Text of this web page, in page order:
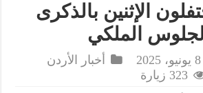
الإثنين بالذكرى
8 يونيو، 2025
أخبار الأردن
323 زيارة